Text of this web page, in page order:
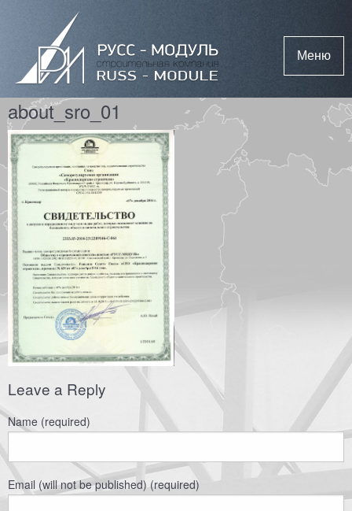
Меню
about_sro_01
Leave a Reply
Name (required)
Email (will not be published) (required)